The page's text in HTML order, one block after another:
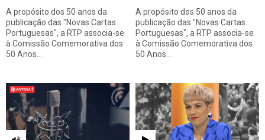
A propósito dos 50 anos da
publicação das "Novas Cartas
Portuguesas", a RTP associa-se
à Comissão Comemorativa dos
50 Anos…
A propósito dos 50 anos da
publicação das "Novas Cartas
Portuguesas", a RTP associa-se
à Comissão Comemorativa dos
50 Anos…